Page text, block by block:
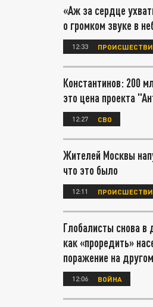
«Аж за сердце
о громком звуке в
12:33
Константинов: 200
это цена проекта
12:27 СВО
Жителей Москвы
что это было
12:11
Глобалисты снова в
как «проредить»
поражение на
12:06 ВОЙНА